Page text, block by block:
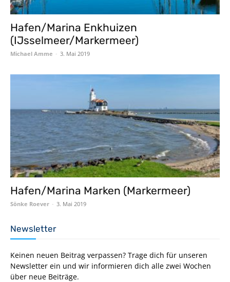
Hafen/Marina Enkhuizen
(IJsselmeer/Markermeer)
Michael Amme - 3. Mai 2019
Hafen/Marina Marken (Markermeer)
Sönke Roever - 3. Mai 2019
Newsletter
Keinen neuen Beitrag verpassen? Trage dich für unseren
Newsletter ein und wir informieren dich alle zwei Wochen
über neue Beiträge.